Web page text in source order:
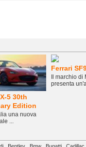
5 30th
Edition
una nuova
...
Ferrari
Il marchio
presenta
Bentley Bmw Bugatti Cadillac